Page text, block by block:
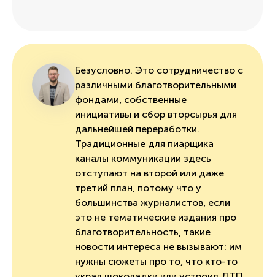
Безусловно. Это сотрудничество с
различными благотворительными
фондами, собственные
инициативы и сбор вторсырья для
дальнейшей переработки.
Традиционные для пиарщика
каналы коммуникации здесь
отступают на второй или даже
третий план, потому что у
большинства журналистов, если
это не тематические издания про
благотворительность, такие
новости интереса не вызывают: им
нужны сюжеты про то, что кто-то